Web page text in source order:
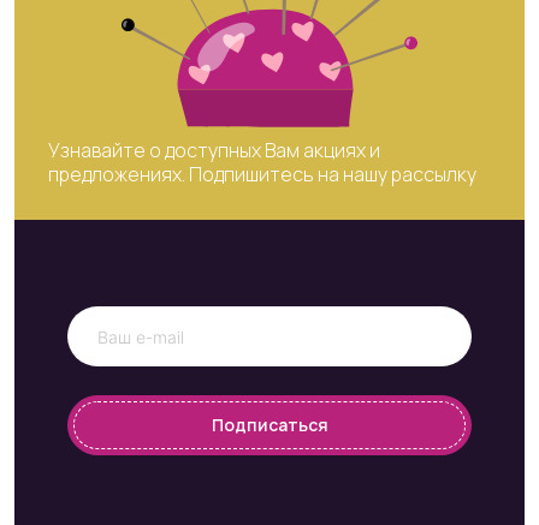
Узнавайте о доступных Вам акциях и
предложениях. Подпишитесь на нашу рассылку
Подписаться